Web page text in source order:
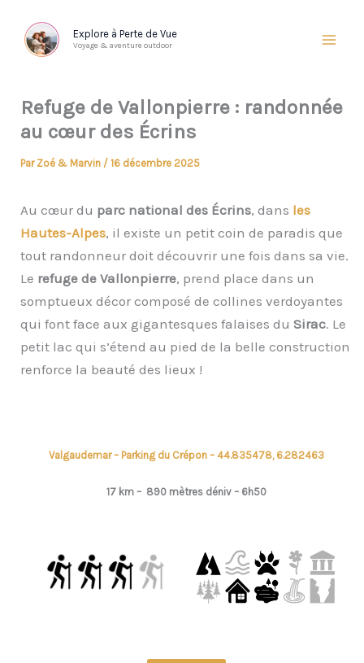
contenu
Explore à Perte de Vue
Voyage & aventure outdoor
Refuge de Vallonpierre : randonnée
au cœur des Écrins
Par Zoé & Marvin / 16 décembre 2025
Au cœur du parc national des Écrins, dans les
Hautes-Alpes, il existe un petit coin de paradis que
tout randonneur doit découvrir une fois dans sa vie.
Le refuge de Vallonpierre, prend place dans un
somptueux décor composé de collines verdoyantes
qui font face aux gigantesques falaises du Sirac. Le
petit lac qui s’étend au pied de la belle construction
renforce la beauté des lieux !
Valgaudemar – Parking du Crépon – 44.835478, 6.282463
17 km – 890 mètres déniv – 6h50